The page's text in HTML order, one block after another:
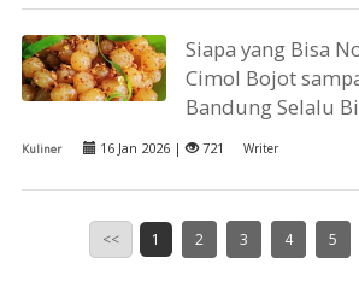
Siapa yang Bisa
Cimol Bojot
Bandung Selalu
Kuliner 16 Jan 2026 | 721 Writer
<< 1 2 3 4 5